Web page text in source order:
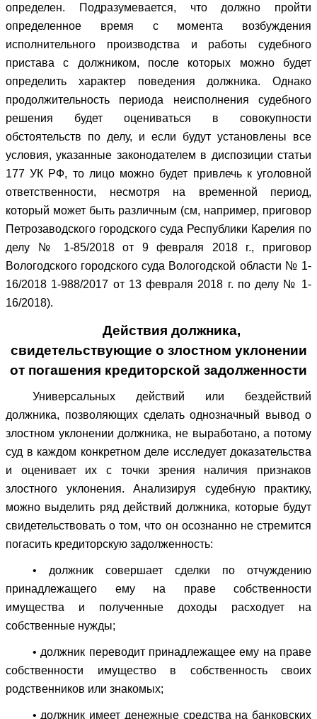
определен. Подразумевается, что должно пройти
определенное время с момента возбуждения
исполнительного производства и работы судебного
пристава с должником, после которых можно будет
определить характер поведения должника. Однако
продолжительность периода неисполнения судебного
решения будет оцениваться в совокупности
обстоятельств по делу, и если будут установлены все
условия, указанные законодателем в диспозиции статьи
177 УК РФ, то лицо можно будет привлечь к уголовной
ответственности, несмотря на временной период,
который может быть различным (см, например, приговор
Петрозаводского городского суда Республики Карелия по
делу № 1-85/2018 от 9 февраля 2018 г., приговор
Вологодского городского суда Вологодской области № 1-
16/2018 1-988/2017 от 13 февраля 2018 г. по делу № 1-
16/2018).
Действия должника,
свидетельствующие о злостном уклонении
от погашения кредиторской задолженности
Универсальных действий или бездействий
должника, позволяющих сделать однозначный вывод о
злостном уклонении должника, не выработано, а потому
суд в каждом конкретном деле исследует доказательства
и оценивает их с точки зрения наличия признаков
злостного уклонения. Анализируя судебную практику,
можно выделить ряд действий должника, которые будут
свидетельствовать о том, что он осознанно не стремится
погасить кредиторскую задолженность:
• должник совершает сделки по отчуждению
принадлежащего ему на праве собственности
имущества и полученные доходы расходует на
собственные нужды;
• должник переводит принадлежащее ему на праве
собственности имущество в собственность своих
родственников или знакомых;
• должник имеет денежные средства на банковских